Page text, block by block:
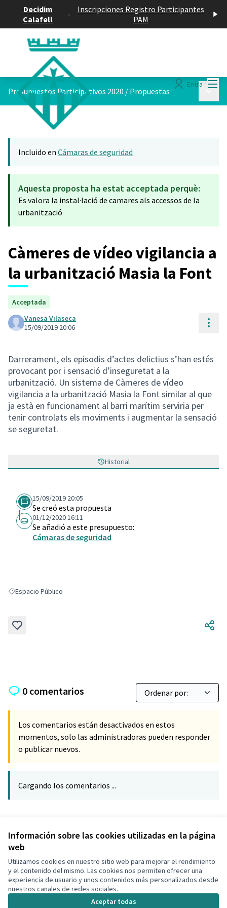
Información sobre las cookies utilizadas en la página
web
Utilizamos cookies en nuestro sitio web para mejorar el rendimiento
y el contenido del mismo. Las cookies nos permiten ofrecer una
experiencia de usuario y unos contenidos más personalizados desde
nuestros canales de redes sociales.
Aceptar todas
Decidim
Calafell
-
Inscripciones Registro Participantes
PAM
Entra
Presupuestos Participativos 2020 / Propuestas
Incluido en Cámaras de seguridad
Aquesta proposta ha estat acceptada perquè:
Es valora la instal·lació de camares als accessos de la
urbanització
Càmeres de vídeo vigilancia a
la urbanització Masia la Font
Acceptada
Vanesa Vilaseca
15/09/2019 20:06
Darrerament, els episodis d’actes delictius s’han estés
provocant por i sensació d’inseguretat a la
urbanització. Un sistema de Càmeres de vídeo
vigilancia a la urbanització Masia la Font similar al que
ja està en funcionament al barri marítim serviria per
tenir controlats els moviments i augmentar la sensació
se seguretat.
Historial
15/09/2019 20:05
Se creó esta propuesta
01/12/2020 16:11
Se añadió a este presupuesto:
Cámaras de seguridad
Resultados al filtrar por: Espacio Público
Espacio Público
0 comentarios
Los comentarios están desactivados en estos
momentos, solo las administradoras pueden responder
o publicar nuevos.
Cargando los comentarios ...
Verificar huella digital
Términos y condiciones de uso
Configuración de cookies
Decidim Calafell en X
(Enlace externo)
Decidim Calafell en Facebook
Decidim Calafell en YouTube
Decidim Calafell en GitHub
(Enlace externo)